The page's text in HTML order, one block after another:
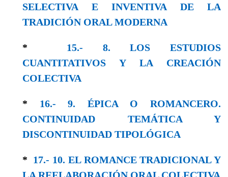
SELECTIVA E INVENTIVA DE LA
TRADICIÓN ORAL MODERNA
* 15.- 8. LOS ESTUDIOS
CUANTITATIVOS Y LA CREACIÓN
COLECTIVA
* 16.- 9. ÉPICA O ROMANCERO.
CONTINUIDAD TEMÁTICA Y
DISCONTINUIDAD TIPOLÓGICA
* 17.- 10. EL ROMANCE TRADICIONAL Y